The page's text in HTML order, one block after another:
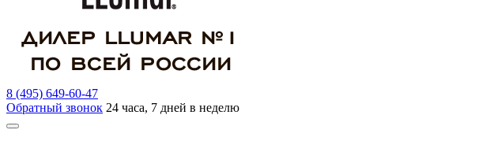
8 (495) 649-60-47
Обратный звонок 24 часа, 7 дней в неделю